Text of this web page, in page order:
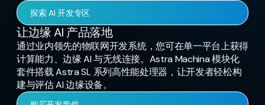
探索 AI 开发专区
让边缘 AI 产品落地
通过业内领先的物联网开发系统，您可在单一平台上获得
计算能力、边缘 AI 与无线连接。Astra Machina 模块化
套件搭载 Astra SL 系列高性能处理器，让开发者轻松构
建与评估 AI 边缘设备。